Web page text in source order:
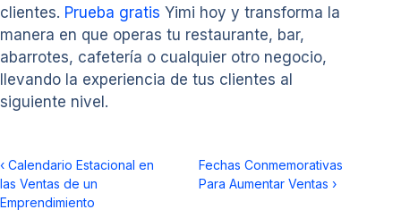
clientes. Prueba gratis Yimi hoy y transforma la
manera en que operas tu restaurante, bar,
abarrotes, cafetería o cualquier otro negocio,
llevando la experiencia de tus clientes al
siguiente nivel.
‹ Calendario Estacional en
las Ventas de un
Emprendimiento
Fechas Conmemorativas
Para Aumentar Ventas ›